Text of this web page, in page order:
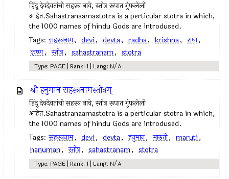
हिंदू देवदेवतांची सहस्त्र नावे, स्तोत्र रूपात गुंफलेली
आहेत.Sahastranaamastotra is a perticular stotra in which,
the 1000 names of hindu Gods are introdused.
Tags: सहस्त्रनाम, devi, devta, radha, krishna, राधा,
कृष्ण, स्तोत्र, sahastranam, stotra
Type: PAGE | Rank: 1 | Lang: N/A
श्री हनुमान सहस्त्रनामस्तोत्रम्
हिंदू देवदेवतांची सहस्त्र नावे, स्तोत्र रूपात गुंफलेली
आहेत.Sahastranaamastotra is a perticular stotra in which,
the 1000 names of hindu Gods are introdused.
Tags: सहस्त्रनाम, devi, devta, हनुमान, मारुती, maruti,
hanuman, स्तोत्र, sahastranam, stotra
Type: PAGE | Rank: 1 | Lang: N/A